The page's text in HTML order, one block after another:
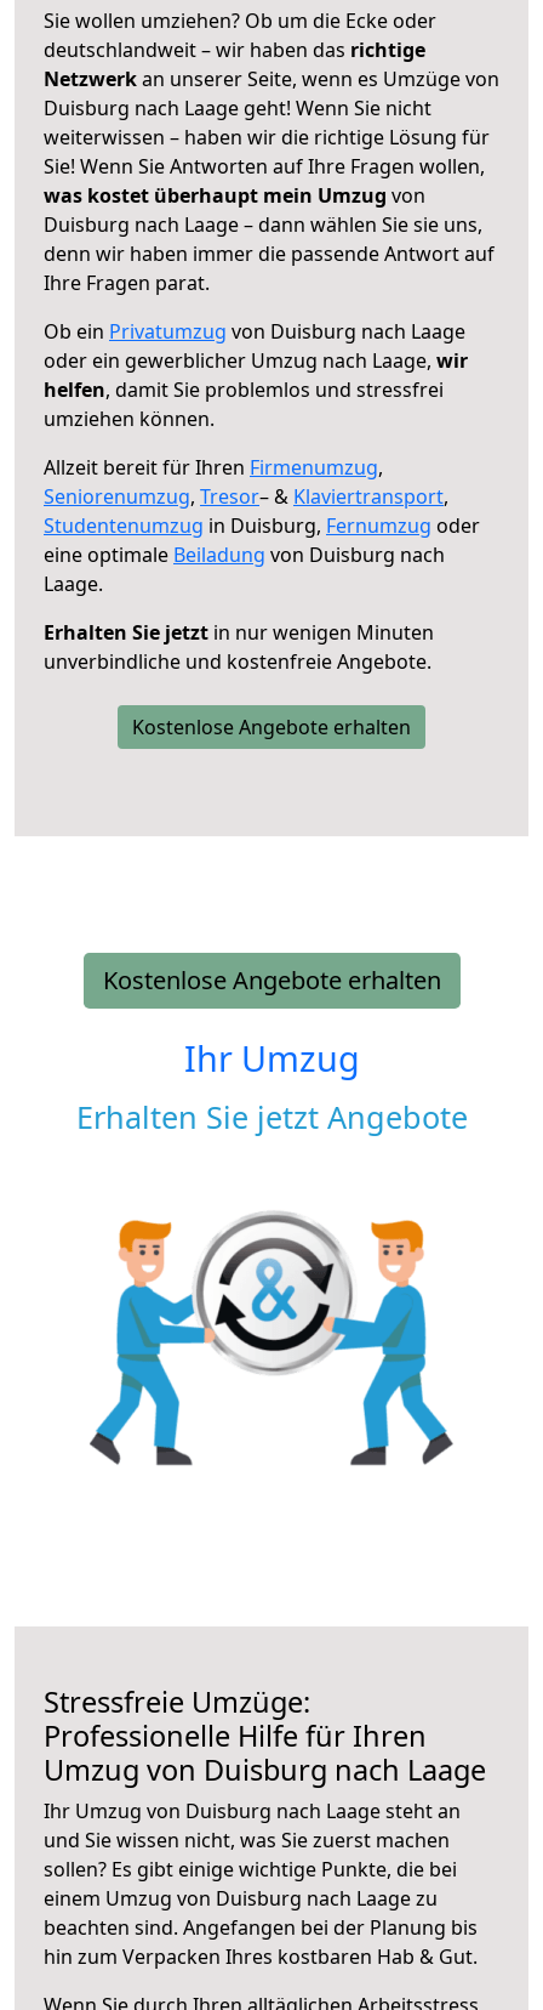
Sie wollen umziehen? Ob um die Ecke oder
deutschlandweit – wir haben das richtige
Netzwerkan unserer Seite, wenn es Umzüge von
Duisburg nach Laage geht! Wenn Sie nicht
weiterwissen – haben wir die richtige Lösung für
Sie! Wenn Sie Antworten auf Ihre Fragen wollen,
was kostet überhaupt mein Umzug von
Duisburg nach Laage – dann wählen Sie sie uns,
denn wir haben immer die passende Antwort auf
Ihre Fragen parat.
Ob ein Privatumzug von Duisburg nach Laage
oder ein gewerblicher Umzug nach Laage, wir
helfen, damit Sie problemlos und stressfrei
umziehen können.
Allzeit bereit für Ihren Firmenumzug,
Seniorenumzug, Tresor– & Klaviertransport,
Studentenumzug in Duisburg, Fernumzug oder
eine optimale Beiladung von Duisburg nach
Laage.
Erhalten Sie jetzt in nur wenigen Minuten
unverbindliche und kostenfreie Angebote.
Kostenlose Angebote erhalten
Kostenlose Angebote erhalten
Ihr Umzug
Erhalten Sie jetzt Angebote
Stressfreie Umzüge:
Professionelle Hilfe für Ihren
Umzug von Duisburg nach Laage
Ihr Umzug von Duisburg nach Laage steht an
und Sie wissen nicht, was Sie zuerst machen
sollen? Es gibt einige wichtige Punkte, die bei
einem Umzug von Duisburg nach Laage zu
beachten sind. Angefangen bei der Planung bis
hin zum Verpacken Ihres kostbaren Hab & Gut.